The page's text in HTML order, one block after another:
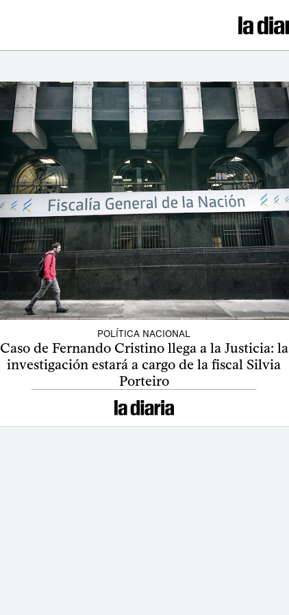
POLÍTICA NACIONAL
Caso de Fernando Cristino llega a la Justicia: la
investigación estará a cargo de la fiscal Silvia
Porteiro